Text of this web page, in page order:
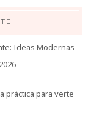
Ideas Modernas
práctica para verte